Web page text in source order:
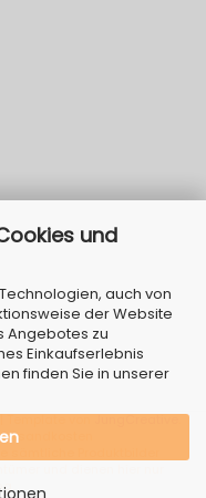
und
auch von
der Website
Angebotes zu
Einkaufserlebnis
finden Sie in unserer
Template vonJungCreative.
sämtliche Produktbilder